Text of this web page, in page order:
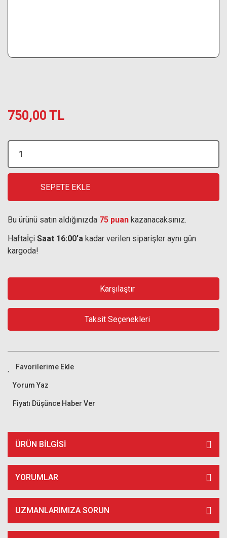
750,00 TL
SEPETE EKLE
Bu ürünü satın aldığınızda 75 puan kazanacaksınız.
Haftaİçi Saat 16:00'a kadar verilen siparişler aynı gün
kargoda!
Karşılaştır
Taksit Seçenekleri
Yorum Yaz
Fiyatı Düşünce Haber Ver
ÜRÜN BILGISI
YORUMLAR
UZMANLARIMIZA SORUN